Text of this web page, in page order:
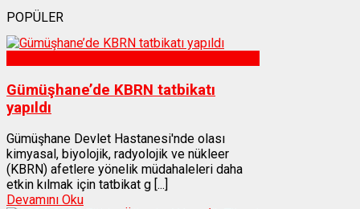
POPÜLER
Gümüşhane’de KBRN tatbikatı
yapıldı
Gümüşhane Devlet Hastanesi'nde olası
kimyasal, biyolojik, radyolojik ve nükleer
(KBRN) afetlere yönelik müdahaleleri daha
etkin kılmak için tatbikat g [...]
Devamını Oku